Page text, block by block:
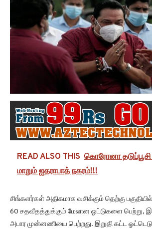
READ ALSO THIS கொரோனா தடுப்பூசி
மாறும் ஐதராபாத் நகரம்!!!
சிங்களர்கள் அதிகமாக வசிக்கும் தெற்கு
60 சதவீதத்துக்கும் மேலான ஓட்டுகளை பெற்று,
அபார முன்னணியை பெற்றது. இறுதி கட்ட